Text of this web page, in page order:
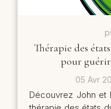
Thérapie des
pour guérir
05 Avr
Découvrez John et